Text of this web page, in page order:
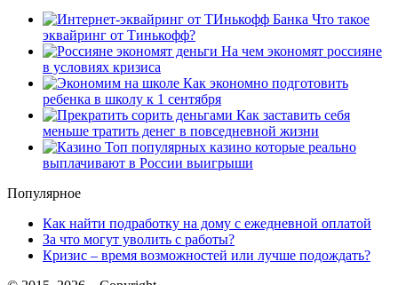
Что такое
эквайринг от Тинькофф?
На чем экономят россияне
в условиях кризиса
Как экономно подготовить
ребенка в школу к 1 сентября
Как заставить себя
меньше тратить денег в повседневной жизни
Топ популярных казино которые реально
выплачивают в России выигрыши
Популярное
Как найти подработку на дому с ежедневной оплатой
За что могут уволить с работы?
Кризис – время возможностей или лучше подождать?